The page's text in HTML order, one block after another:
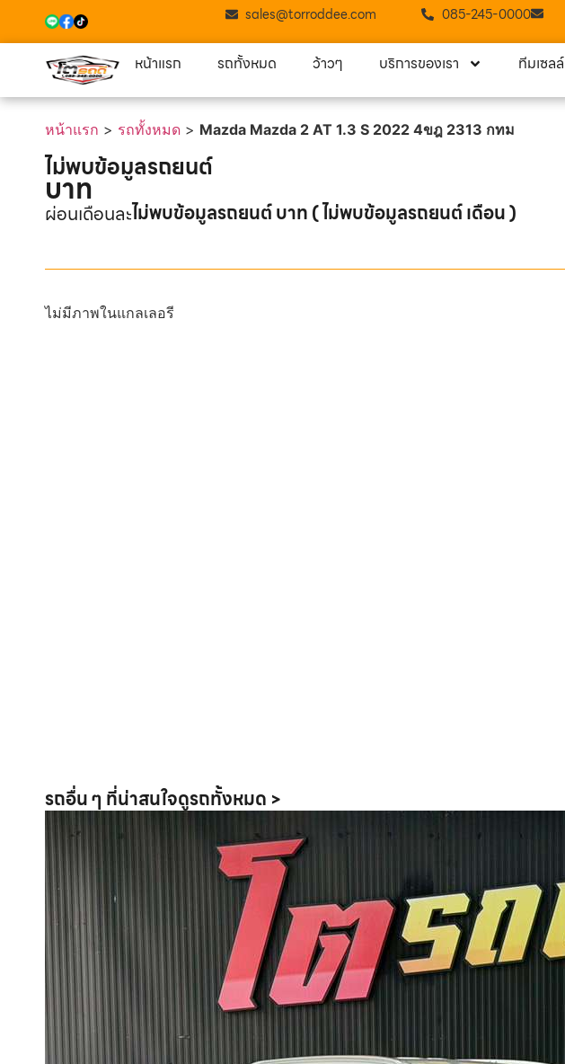
sales@torroddee.com 085-245-0000
หน้าแรก รถทั้งหมด ว้าวๆ บริการของเรา ทีมเซลล์
หน้าแรก > รถทั้งหมด > Mazda Mazda 2 AT 1.3 S 2022 4ขฎ 2313 กทม
ไม่พบข้อมูลรถยนต์
บาท
ผ่อนเดือนละไม่พบข้อมูลรถยนต์ บาท ( ไม่พบข้อมูลรถยนต์ เดือน )
ไม่มีภาพในแกลเลอรี
รถอื่น ๆ ที่น่าสนใจดูรถทั้งหมด >